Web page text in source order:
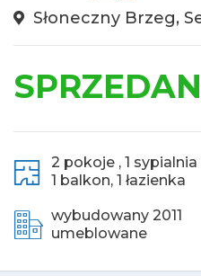
Słoneczny Brzeg,
2 pokoje , 1 sypialnia
1 balkon, 1 łazienka
wybudowany 2011
umeblowane